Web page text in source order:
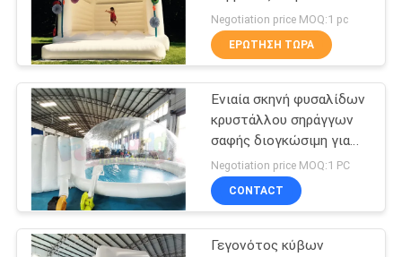
υπαίθρια
φουσκωτά
νεροτσουλήθρες
192
Hinchable διογκώσιμη
για το γάμο
Negotiation price MOQ:1 pc
ΕΡΏΤΗΣΗ ΤΏΡΑ
Ενιαία σκηνή φυσαλίδων
κρυστάλλου σηράγγων
σαφής διογκώσιμη για
τον κήπο
Negotiation price MOQ:1 PC
CONTACT
Γεγονότος κύβων